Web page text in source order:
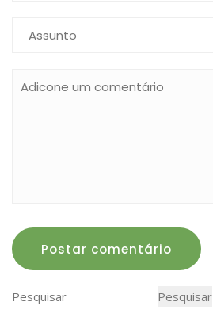
Postar comentário
Pesquisar
Pesquisar